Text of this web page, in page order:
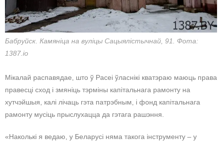
Бабруйск. Камяніца на вуліцы Сацыялістычнай, 91. Фота:
1387.io
Мікалай распавядае, што ў Расеі ўласнікі кватэраю маюць права
правесці сход і змяніць тэрміны капітальнага рамонту на
хутчэйшыя, калі лічаць гэта патрэбным, і фонд капітальнага
рамонту мусіць прыслухацца да гэтага рашэння.
«Наколькі я ведаю, у Беларусі няма такога інструменту – у